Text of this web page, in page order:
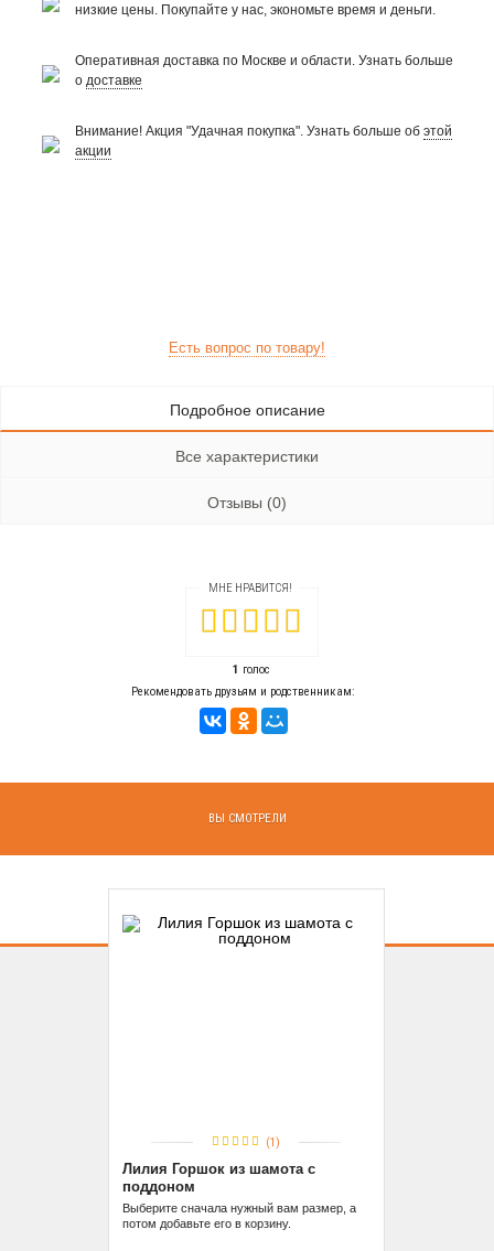
низкие цены. Покупайте у нас, экономьте время и деньги.
Оперативная доставка по Москве и области. Узнать больше
о доставке
Внимание! Акция "Удачная покупка". Узнать больше об этой
акции
Есть вопрос по товару!
Подробное описание
Все характеристики
Отзывы (0)
МНЕ НРАВИТСЯ!
1 голос
Рекомендовать друзьям и родственникам:
ВЫ СМОТРЕЛИ
(1)
Лилия Горшок из шамота с
поддоном
Выберите сначала нужный вам размер, а
потом добавьте его в корзину.